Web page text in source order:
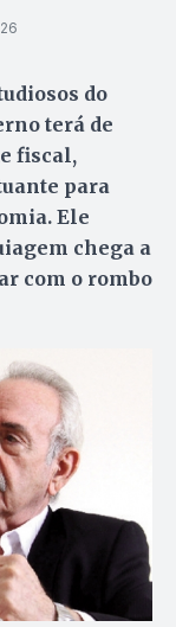
do
terá de
fiscal,
para
Ele
chega a
com o rombo